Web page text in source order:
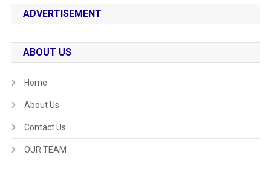
ADVERTISEMENT
ABOUT US
Home
About Us
Contact Us
OUR TEAM